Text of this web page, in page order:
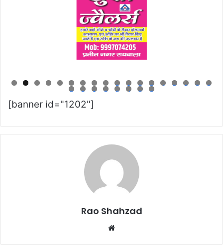
0 1 2 3 4 5 6 7 8
9 0 1 2 3 4 5 6
[banner id="1202"]
Rao Shahzad
Website